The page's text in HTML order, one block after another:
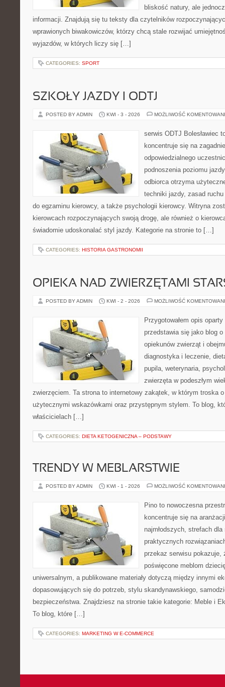
bliskość natury, ale
informacji. Znajdują się tu teksty dla czytelników
wprawionych biwakowiczów, którzy chcą stale rozwijać
wyjazdów, w których liczy się […]
CATEGORIES: SPORT
SZKOŁY JAZDY I ODTJ
POSTED BY ADMIN KWI - 3 - 2026 MOŻLIWOŚĆ
serwis ODTJ Bolesławiec
koncentruje się na
odpowiedzialnego
podnoszenia poziomu
odbiorca otrzyma
techniki jazdy, zasad
do egzaminu kierowcy, a także psychologii kierowcy. Witryna
kierowcach rozpoczynających swoją drogę, ale również o
świadomie udoskonalać styl jazdy. Kategorie na stronie to […]
CATEGORIES: HISTORIA GASTRONOMII
OPIEKA NAD ZWIERZĘTAMI
POSTED BY ADMIN KWI - 2 - 2026 MOŻLIWOŚĆ
Przygotowałem opis
przedstawia się jako blog
opiekunów zwierząt i
diagnostyka i leczenie,
pupila, weterynaria,
zwierzęta w podeszłym
zwierzęciem. Ta strona to internetowy zakątek, w którym troska
użytecznymi wskazówkami oraz przystępnym stylem. To blog,
właścicielach […]
CATEGORIES: DIETA KETOGENICZNA – PODSTAWY
TRENDY W MEBLARSTWIE
POSTED BY ADMIN KWI - 1 - 2026 MOŻLIWOŚĆ
Pino to nowoczesna
koncentruje się na
najmłodszych, strefach
praktycznych
przekaz serwisu pokazuje,
poświęcone meblom
uniwersalnym, a publikowane materiały dotyczą między innymi
dopasowujących się do potrzeb, stylu skandynawskiego,
bezpieczeństwa. Znajdziesz na stronie takie kategorie: Meble i
To blog, które […]
CATEGORIES: MARKETING W E-COMMERCE